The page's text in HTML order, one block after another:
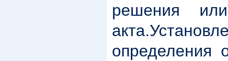
решения
определения